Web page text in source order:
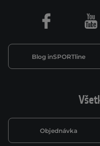
Objednávka
Blog inSPORTline
Facebook